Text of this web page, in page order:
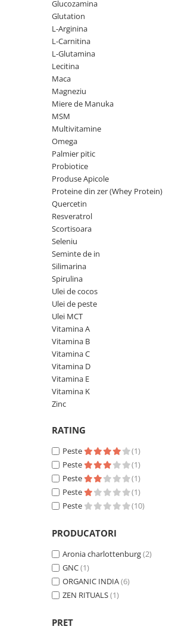
Geluri de duș
Protecție Solară
Creme SPF față
Creme SPF corp
Uleiuri bronzare
Acceleratoare bronz
Igienă Personală
Deodorante
Mâini și Unghii
Creme mâini
Tratamente unghii
Cosmetice coreene
Beauty of Joseon
Mary & May
Haruharu Wonder
L-Carnitina
L-Glutamina
Miere de Manuka
Multivitamine
Palmier pitic
Proteine din zer (Whey Protein)
Resveratrol
Scortisoara
Seminte de in
Ulei de cocos
Ulei de peste
Vitamina B
Vitamina C
Vitamina D
Vitamina E
Vitamina K
Produse Apicole
Glucozamina
Glutation
L-Arginina
L-Carnitina
L-Glutamina
Lecitina
Maca
Magneziu
Miere de Manuka
MSM
Multivitamine
Omega
Palmier pitic
Probiotice
Produse Apicole
Proteine din zer (Whey Protein)
Quercetin
Resveratrol
Scortisoara
Seleniu
Seminte de in
Silimarina
Spirulina
Ulei de cocos
Ulei de peste
Ulei MCT
Vitamina A
Vitamina B
Vitamina C
Vitamina D
Vitamina E
Vitamina K
Zinc
RATING
Peste
(1)
Peste
(1)
Peste
(1)
Peste
(1)
Peste
(10)
PRODUCATORI
Aronia charlottenburg(2)
GNC(1)
ORGANIC INDIA(6)
ZEN RITUALS(1)
PRET